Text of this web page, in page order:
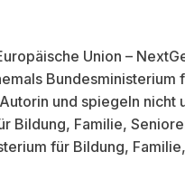
Union –
und spiegeln nicht
Bildung, Familie,
für Bildung,